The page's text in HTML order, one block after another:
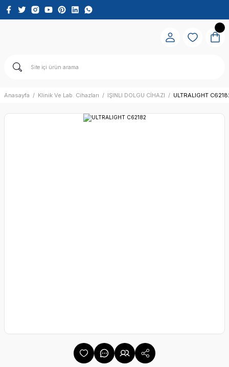
Anasayfa Klinik Ve Lab. Cihazları IŞINLI DOLGU CİHAZI ULTRALIGHT